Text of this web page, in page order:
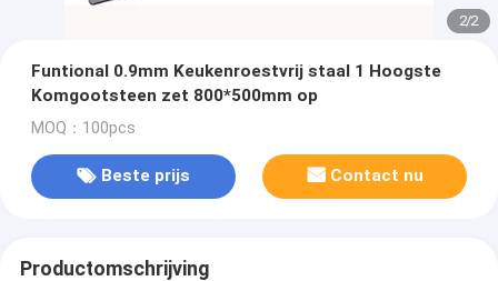
2/2
Funtional 0.9mm Keukenroestvrij staal 1 Hoogste
Komgootsteen zet 800*500mm op
MOQ：100pcs
Beste prijs Contact nu
Productomschrijving